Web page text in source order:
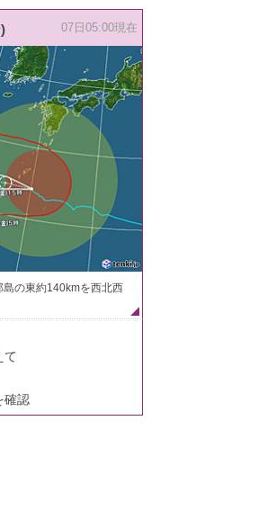
07日05:00現在
の東約140kmを西北西
て
確認